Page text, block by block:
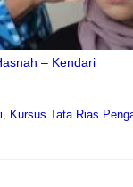
– Kendari
, Kursus Tata Rias